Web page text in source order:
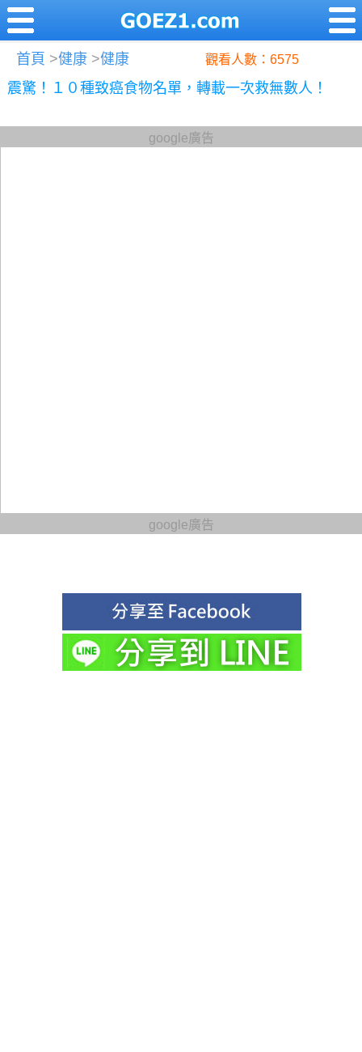
首頁 >健康 >健康 觀看人數：6575
震驚！１０種致癌食物名單，轉載一次救無數人！
google廣告
google廣告